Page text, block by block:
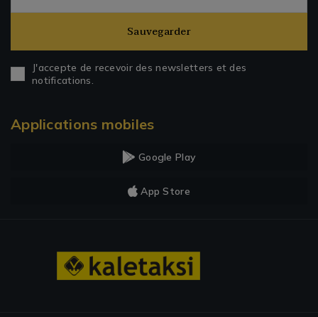
Sauvegarder
J'accepte de recevoir des newsletters et des
notifications.
Applications mobiles
Google Play
App Store